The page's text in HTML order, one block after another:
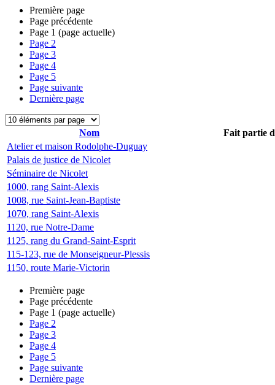
Première page
Page précédente
Page 1 (page actuelle)
Page 2
Page 3
Page 4
Page 5
Page suivante
Dernière page
Nom
Fait partie
Atelier et maison Rodolphe-Duguay
Palais de justice de Nicolet
Séminaire de Nicolet
1000, rang Saint-Alexis
1008, rue Saint-Jean-Baptiste
1070, rang Saint-Alexis
1120, rue Notre-Dame
1125, rang du Grand-Saint-Esprit
115-123, rue de Monseigneur-Plessis
1150, route Marie-Victorin
Première page
Page précédente
Page 1 (page actuelle)
Page 2
Page 3
Page 4
Page 5
Page suivante
Dernière page